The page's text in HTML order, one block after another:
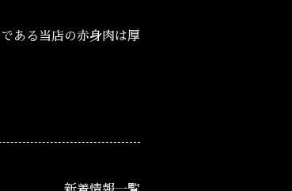
ある当店の赤身肉は厚